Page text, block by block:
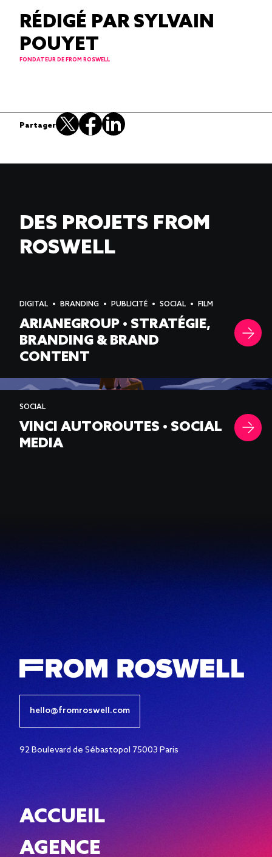
RÉDIGÉ PAR SYLVAIN
POUYET
FONDATEUR DE FROM ROSWELL
Partager
DES PROJETS FROM
ROSWELL
DIGITAL BRANDING PUBLICITÉ SOCIAL FILM
ARIANEGROUP • STRATÉGIE,
BRANDING & BRAND
CONTENT
SOCIAL
VINCI AUTOROUTES • SOCIAL
MEDIA
hello@fromroswell.com
92 Boulevard de Sébastopol 75003 Paris
ACCUEIL
AGENCE